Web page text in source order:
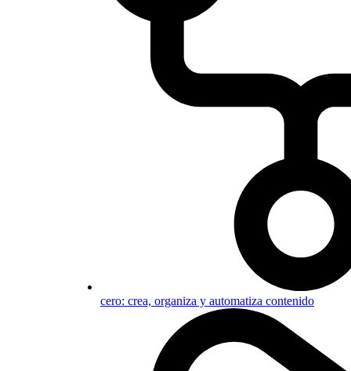
cero: crea, organiza y automatiza contenido